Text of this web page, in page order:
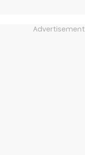
Advertisement